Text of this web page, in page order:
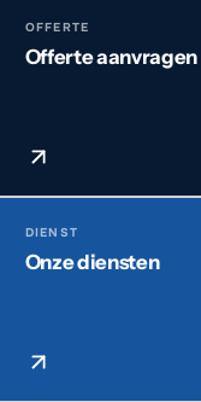
OFFERTE
Offerte aanvragen
DIENST
Onze diensten